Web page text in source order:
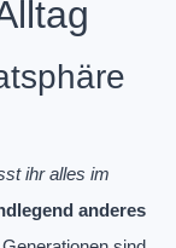
ihr alles im
anderes